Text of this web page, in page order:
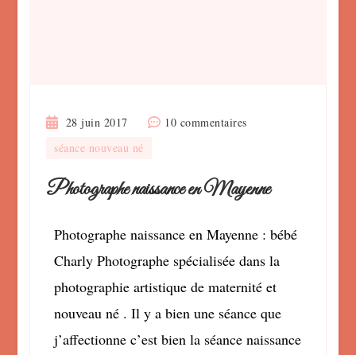
28 juin 2017 10 commentairessur
en
séance nouveau né
Photographe naissance en Mayenne
Photographe naissance en Mayenne : bébé
Charly Photographe spécialisée dans la
photographie artistique de maternité et
nouveau né . Il y a bien une séance que
j’affectionne c’est bien la séance naissance